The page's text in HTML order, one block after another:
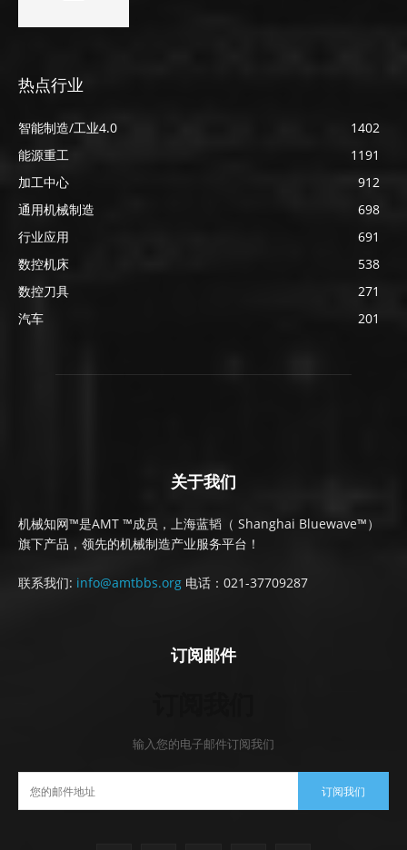
热点行业
智能制造/工业4.0
1402
能源重工
1191
加工中心
912
通用机械制造
698
行业应用
691
数控机床
538
数控刀具
271
汽车
201
关于我们
机械知网™是AMT ™成员，上海蓝韬（ Shanghai Bluewave™）
旗下产品，领先的机械制造产业服务平台！
联系我们: info@amtbbs.org 电话：021-37709287
订阅邮件
输入您的电子邮件订阅我们
订阅我们